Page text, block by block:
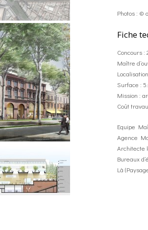
Photos : ©
Fiche
Concours :
Maître
Surface :
Mission :
Coût
Equipe
Agence
Architecte
Bureaux
Là